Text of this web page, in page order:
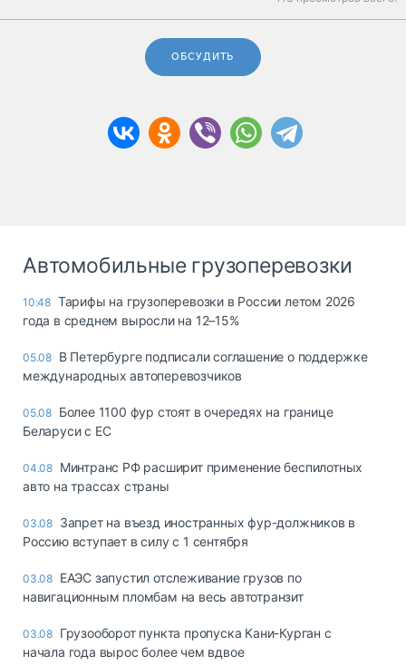
ОБСУДИТЬ
Автомобильные грузоперевозки
10:48 Тарифы на грузоперевозки в России летом 2026
года в среднем выросли на 12–15%
05.08 В Петербурге подписали соглашение о поддержке
международных автоперевозчиков
05.08 Более 1100 фур стоят в очередях на границе
Беларуси с ЕС
04.08 Минтранс РФ расширит применение беспилотных
авто на трассах страны
03.08 Запрет на въезд иностранных фур-должников в
Россию вступает в силу с 1 сентября
03.08 ЕАЭС запустил отслеживание грузов по
навигационным пломбам на весь автотранзит
03.08 Грузооборот пункта пропуска Кани-Курган с
начала года вырос более чем вдвое